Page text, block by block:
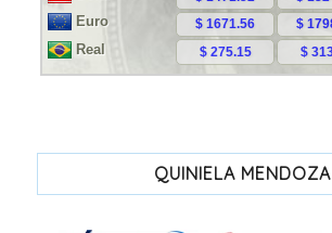
QUINIELA MENDOZA